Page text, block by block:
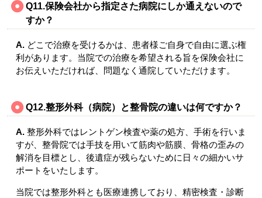
Q11.保険会社から指定さた病院にしか通えないので
すか？
A. どこで治療を受けるかは、患者様ご自身で自由に選ぶ権
利があります。当院での治療を希望される旨を保険会社に
お伝えいただければ、問題なく通院していただけます。
Q12.整形外科（病院）と整骨院の違いは何ですか？
A. 整形外科ではレントゲン検査や薬の処方、手術を行いま
すが、整骨院では手技を用いて筋肉や筋膜、骨格の歪みの
解消を目標とし、後遺症が残らないために日々の細かいサ
ポートをいたします。
当院では整形外科とも医療連携しており、精密検査・診断